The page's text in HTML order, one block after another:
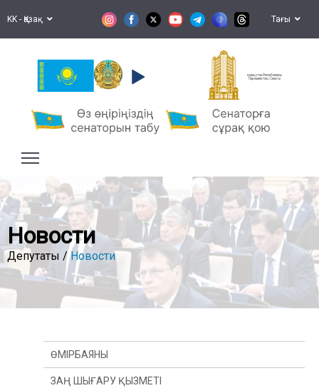
KK - Қазақ Тағы
Қазақстан Республикасы
Парламентінің Сенаты
Новости
Депутаты /Новости
ӨМІРБАЯНЫ
ЗАҢ ШЫҒАРУ ҚЫЗМЕТІ